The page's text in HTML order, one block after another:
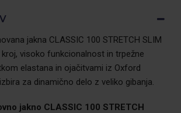
jakna CLASSIC 100 STRETCH SLIM
visoko funkcionalnost in trpežne
elastana in ojačitvami iz Oxford
za dinamično delo z veliko gibanja.
jakno CLASSIC 100 STRETCH